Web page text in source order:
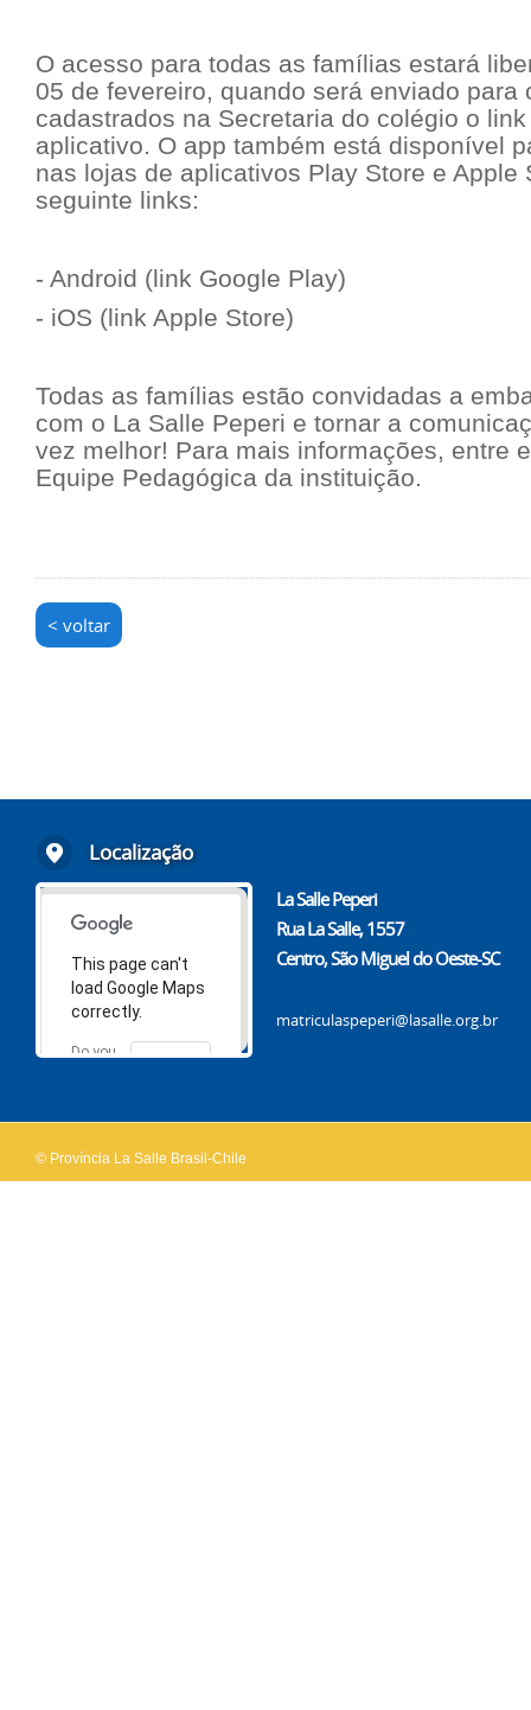
O acesso para todas as famílias estará
05 de fevereiro, quando será enviado para
cadastrados na Secretaria do colégio o
aplicativo. O app também está disponível
nas lojas de aplicativos Play Store e Apple
seguinte links:
- Android (link Google Play)
- iOS (link Apple Store)
Todas as famílias estão convidadas a
com o La Salle Peperi e tornar a
vez melhor! Para mais informações, entre
Equipe Pedagógica da instituição.
< voltar
Localização
This page can't
load Google Maps
correctly.
Do you
OK
La Salle Peperi
Rua La Salle, 1557
Centro, São Miguel do Oeste-SC
matriculaspeperi@lasalle.org.br
© Província La Salle Brasil-Chile